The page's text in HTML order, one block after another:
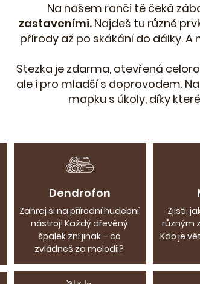
Na našem ranči tě čeká
zastaveními.Najdeš tu různé
přírody až po skákání do dálky. A
Stezka je zdarma, otevřená
ale i pro mladší s doprovodem.
mapku s úkoly, díky
Dendrofon
Zahraj si na přírodní hudební
nástroj! Každý dřevěný
špalek zní jinak – co
zvládneš za melodii?​
Zjisti,
různým
Kdo je